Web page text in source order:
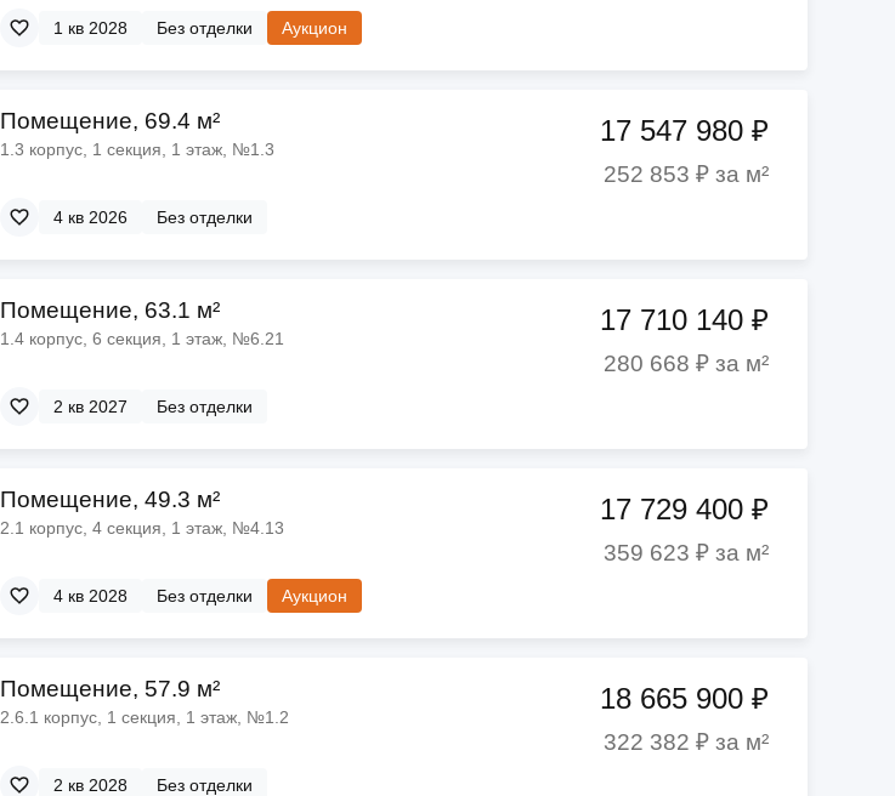
1 кв 2028 Без отделки Аукцион
Помещение, 69.4 м²
1.3 корпус, 1 секция, 1 этаж, №1.3
4 кв 2026 Без отделки
17 547 980 ₽
252 853 ₽ за м²
Помещение, 63.1 м²
1.4 корпус, 6 секция, 1 этаж, №6.21
2 кв 2027 Без отделки
17 710 140 ₽
280 668 ₽ за м²
Помещение, 49.3 м²
2.1 корпус, 4 секция, 1 этаж, №4.13
4 кв 2028 Без отделки Аукцион
17 729 400 ₽
359 623 ₽ за м²
Помещение, 57.9 м²
2.6.1 корпус, 1 секция, 1 этаж, №1.2
2 кв 2028 Без отделки
18 665 900 ₽
322 382 ₽ за м²